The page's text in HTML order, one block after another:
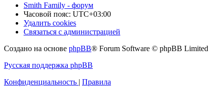
Smith Family - форум
Часовой пояс: UTC+03:00
Удалить cookies
Связаться с администрацией
Создано на основе phpBB® Forum Software © phpBB Limited
Русская поддержка phpBB
Конфиденциальность | Правила